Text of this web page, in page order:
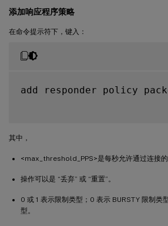
添加响应程序策略
在命令提示符下，键入：
add responder policy
其中，
<max_threshold_PPS>是每秒允许通过连接的
操作可以是 “丢弃” 或 “重置”。
0 或 1 表示限制类型；0 表示 BURSTY 限制类
型。